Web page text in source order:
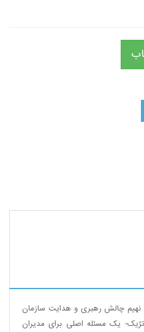
چالش رهبری و هدایت سازمان
یک مسئله اصلی برای مدیران